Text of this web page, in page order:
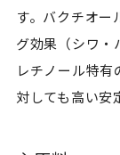
す。バクチオー
グ効果（シワ・
レチノール特
対しても高い安